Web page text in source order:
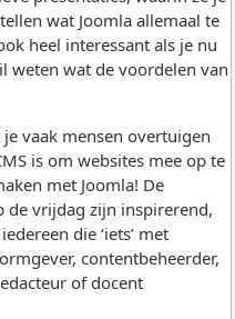
wat Joomla allemaal te
heel interessant als je nu
weten wat de voordelen van
vaak mensen overtuigen
is om websites mee op te
met Joomla! De
de vrijdag zijn inspirerend,
die ‘iets’ met
contentbeheerder,
of docent